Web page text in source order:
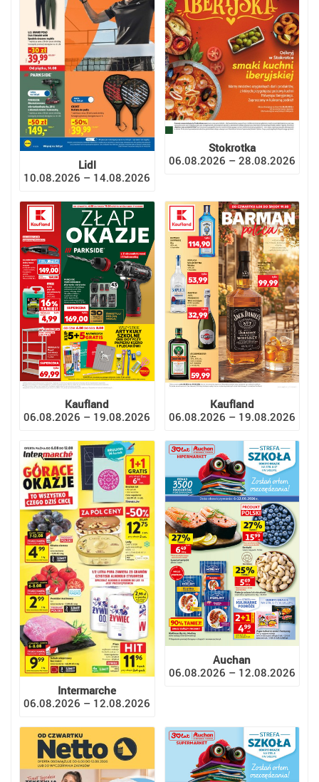
Lidl
10.08.2026 – 14.08.2026
Stokrotka
06.08.2026 – 28.08.2026
Kaufland
06.08.2026 – 19.08.2026
Kaufland
06.08.2026 – 19.08.2026
Intermarche
06.08.2026 – 12.08.2026
Auchan
06.08.2026 – 12.08.2026